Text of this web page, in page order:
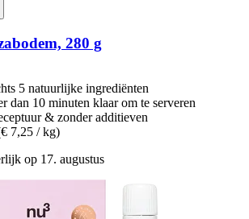
280 g
5 natuurlijke ingrediënten
dan 10 minuten klaar om te serveren
& zonder additieven
7,25 / kg)
op 17. augustus